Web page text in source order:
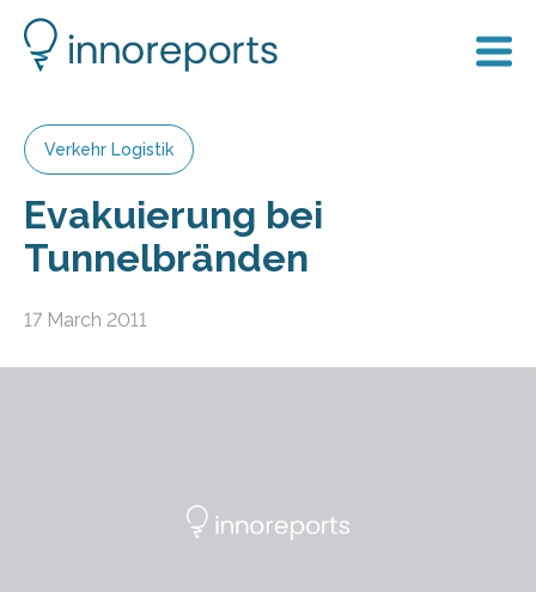
Verkehr Logistik
Evakuierung bei
Tunnelbränden
17 March 2011